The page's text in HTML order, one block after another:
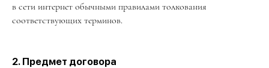
в сети интернет обычными правилами толкования
соответствующих терминов.
2. Предмет договора